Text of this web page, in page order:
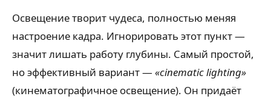
Освещение творит чудеса, полностью меняя
настроение кадра. Игнорировать этот пункт —
значит лишать работу глубины. Самый простой,
но эффективный вариант —«cinematic lighting»
(кинематографичное освещение). Он придаёт